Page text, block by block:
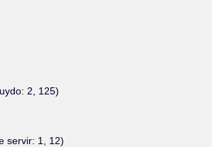
2, 125)
servir: 1, 12)